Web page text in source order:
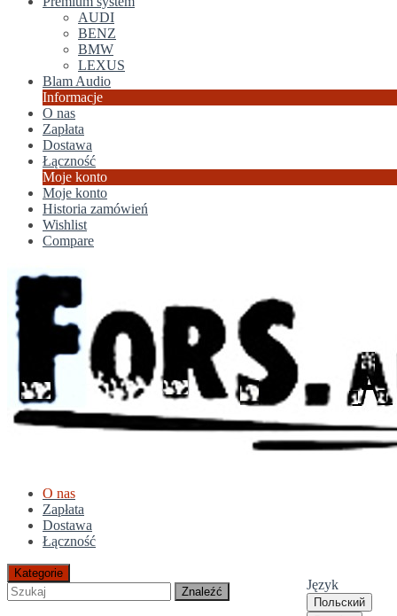
AUDI
BENZ
BMW
LEXUS
Blam Audio
Informacje
O nas
Zapłata
Dostawa
Łączność
Moje konto
Moje konto
Historia zamówień
Wishlist
Compare
O nas
Zapłata
Dostawa
Łączność
Język
Польский
Kategorie
Znaleźć